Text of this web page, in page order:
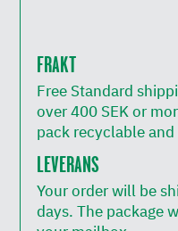
FRAKT
Free Standard
over 400 SEK or
pack recyclable
LEVERANS
Your order will be
days. The package